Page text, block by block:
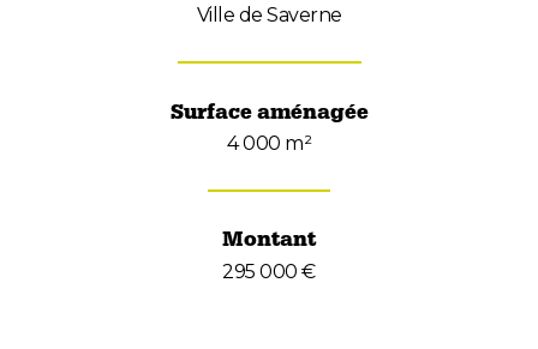
Ville de Saverne
Surface aménagée
4 000 m²
Montant
295 000 €